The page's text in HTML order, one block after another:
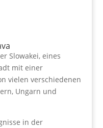
Slowakei, eines
mit einer
vielen verschiedenen
Ungarn und
in der